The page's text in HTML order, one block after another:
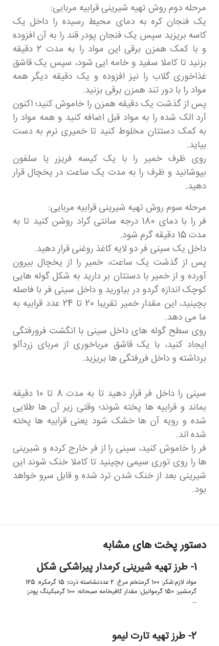
مرحله دوم روش تهیه شیرینی قرابیه مربایی:
یک فنجان کره به دمای محیط رسیده را داخل یک
کاسه بریزید سپس یک فنجان پودر قند را به آن افزوده
و با کمک همزن برقی این مواد را به مدت 2 دقیقه
بزنید تا کاملا سفید و خامه ایی شود، سپس یک قاشق
غذاخوری گلاب را نیز افزوده و یک دقیقه دیگر همه
مواد را با دور تند همزن برقی بزنید.
پس از گذشت یک دقیقه همزن را خاموش کنید؛ اکنون
آرد الک شده را به مواد قبل اضافه کنید و همه مواد را
به کمک دستتان مخلوط کنید تا خمیری نرم به دست
بیاید.
روی ظرف خمیر را با یک کیسه فریزر یا سلفون
بپوشانید و ظرف را به مدت یک ساعت در یخچال قرار
دهید.
مرحله سوم روش تهیه شیرینی قرابیه مربایی:
فر را با دمای 180 درجه سانتی گراد روشن کنید تا به
مدت 15 دقیقه گرم شود.
داخل یک سینی فر دو لایه کاغذ روغنی قرار دهید.
پس از گذشت یک ساعت، خمیر را از یخچال بیرون
آورده و از خمیر با دستتان بر دارید به شکل گوله هایی
کوچک اندازه گردو در بیاورید و داخل سینی فر با فاصله
بچینید، این مقدار خمیر تقریبا 20 تا 24 عدد قرابیه به
ما می دهد.
روی سطح گوله های داخل سینی با انگشت فرورفتگی
ایجاد کنید، با یک قاشق مرباخوری از مربای زردآلو
برداشته و داخل فررفتگی ها بریزید.
سینی را داخل فر قرار دهید تا به مدت 8 تا 10 دقیقه
بماند و قرابیه ها پخته شوند؛ وقتی زیر آن ها طلایی
شده و رویه آن ها خشک شود یعنی قرابیه ها پخته
شده اند.
فر را خاموش کنید، سینی را از فر خارج کرده و شیرینی
ها را روی توری سیمی بچینید تا کاملا خنک شوند این
شیرینی بعد از خنک شدن ترد شده و قابل سرو خواهد
بود.
دستور پخت های مشابه
1- طرز تهیه شیرینی کرمدار پیراشکی شکل
مواد لازم:شکر: 100 گرمتخم مرغ: 2 عددنشاسته ذرت: 15 گرمکره: 125
گرمشیر: 150 گرموانیل: مقدار کافیخامه صبحانه: 100 گرمبکینگ پودر:
…
2- طرز تهیه تارت لیمو